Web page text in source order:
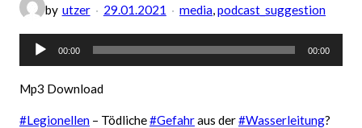
by utzer 29.01.2021 media, podcast_suggestion
Audio-
00:00 00:00
Mp3 Download
#Legionellen – Tödliche#Gefahraus der#Wasserleitung?